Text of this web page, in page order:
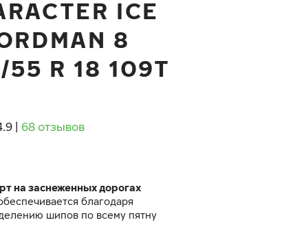
ICE
8
55 R 18 109T
68 отзывов
на заснеженных дорогах
благодаря
шипов по всему пятну